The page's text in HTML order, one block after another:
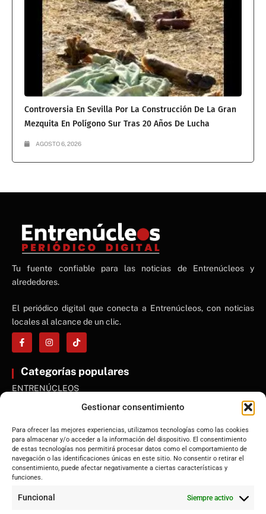
Gestionar consentimiento
Para ofrecer las mejores experiencias, utilizamos tecnologías como las cookies
para almacenar y/o acceder a la información del dispositivo. El consentimiento
de estas tecnologías nos permitirá procesar datos como el comportamiento de
navegación o las identificaciones únicas en este sitio. No consentir o retirar el
consentimiento, puede afectar negativamente a ciertas características y
funciones.
Funcional Siempre activo
Controversia En Sevilla Por La Construcción De La Gran
Mezquita En Polígono Sur Tras 20 Años De Lucha
AGOSTO 6, 2026
NE
NEWS ELEMENTOR
Tu fuente confiable para las noticias de Entrenúcleos y
alrededores.
El periódico digital que conecta a Entrenúcleos, con noticias
locales al alcance de un clic.
Categorías populares
ENTRENÚCLEOS
Andalucía
Internacional
Tecnología
Sociedad